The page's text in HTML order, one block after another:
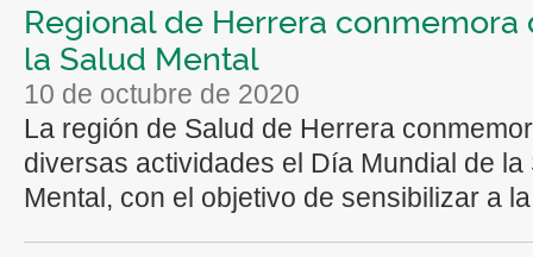
Regional de Herrera conmemora
la Salud Mental
10 de octubre de 2020
La región de Salud de Herrera
diversas actividades el Día Mundial de la
Mental, con el objetivo de sensibilizar a